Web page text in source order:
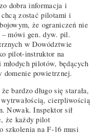
dobra informacja i
zostać pilotami i
że ograniczeń nie
mówi gen. dyw. pil.
w Dowództwie
pilot-instruktor na
pilotów, będących
domenie powietrznej.
bardzo długo się starała,
cierpliwością
Nowak. Inspektor sił
że każdy pilot
szkolenia na F-16 musi